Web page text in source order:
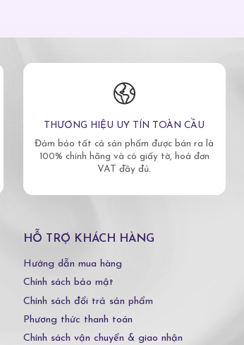
THƯƠNG HIỆU UY TÍN TOÀN CẦU
Đảm bảo tất cả sản phẩm được bán ra là
100% chính hãng và có giấy tờ, hoá đơn
VAT đầy đủ.
HỖ TRỢ KHÁCH HÀNG
Hướng dẫn mua hàng
Chính sách bảo mật
Chính sách đổi trả sản phẩm
Phương thức thanh toán
Chính sách vận chuyển & giao nhận